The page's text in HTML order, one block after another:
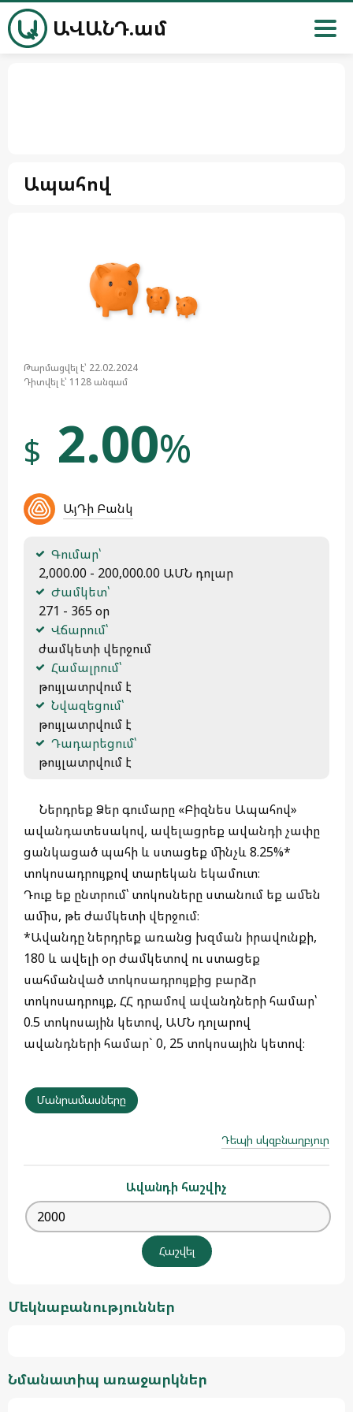
ԱՎԱՆԴ.ամ
Ապահով
Թարմացվել է՝ 22.02.2024
Դիտվել է՝ 1128 անգամ
$ 2.00%
ԱյԴի Բանկ
Գումար՝
2,000.00 - 200,000.00 ԱՄՆ դոլար
Ժամկետ՝
271 - 365 օր
Վճարում՝
ժամկետի վերջում
Համալրում՝
թույլատրվում է
Նվազեցում՝
թույլատրվում է
Դադարեցում՝
թույլատրվում է
Ներդրեք Ձեր գումարը «Բիզնես Ապահով»
ավանդատեսակով, ավելացրեք ավանդի չափը
ցանկացած պահի և ստացեք մինչև 8.25%*
տոկոսադրույքով տարեկան եկամուտ։
Դուք եք ընտրում՝ տոկոսները ստանում եք ամեն
ամիս, թե ժամկետի վերջում։
*Ավանդը ներդրեք առանց խզման իրավունքի,
180 և ավելի օր ժամկետով ու ստացեք
սահմանված տոկոսադրույքից բարձր
տոկոսադրույք, ՀՀ դրամով ավանդների համար՝
0.5 տոկոսային կետով, ԱՄՆ դոլարով
ավանդների համար` 0, 25 տոկոսային կետով։
Մանրամասները
Դեպի սկզբնաղբյուր
Ավանդի հաշվիչ
Մեկնաբանություններ
Նմանատիպ առաջարկներ